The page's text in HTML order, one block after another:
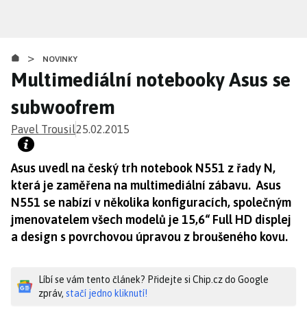
obsahu
> NOVINKY
Multimediální notebooky Asus se
subwoofrem
Pavel Trousil25.02.2015
Asus uvedl na český trh notebook N551 z řady N,
která je zaměřena na multimediální zábavu. Asus
N551 se nabízí v několika konfiguracích, společným
jmenovatelem všech modelů je 15,6“ Full HD displej
a design s povrchovou úpravou z broušeného kovu.
Líbí se vám tento článek? Přidejte si Chip.cz do Google
zpráv, stačí jedno kliknutí!